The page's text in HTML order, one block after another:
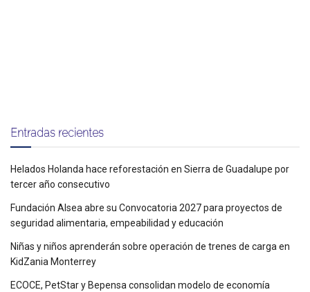
Entradas recientes
Helados Holanda hace reforestación en Sierra de Guadalupe por
tercer año consecutivo
Fundación Alsea abre su Convocatoria 2027 para proyectos de
seguridad alimentaria, empeabilidad y educación
Niñas y niños aprenderán sobre operación de trenes de carga en
KidZania Monterrey
ECOCE, PetStar y Bepensa consolidan modelo de economía